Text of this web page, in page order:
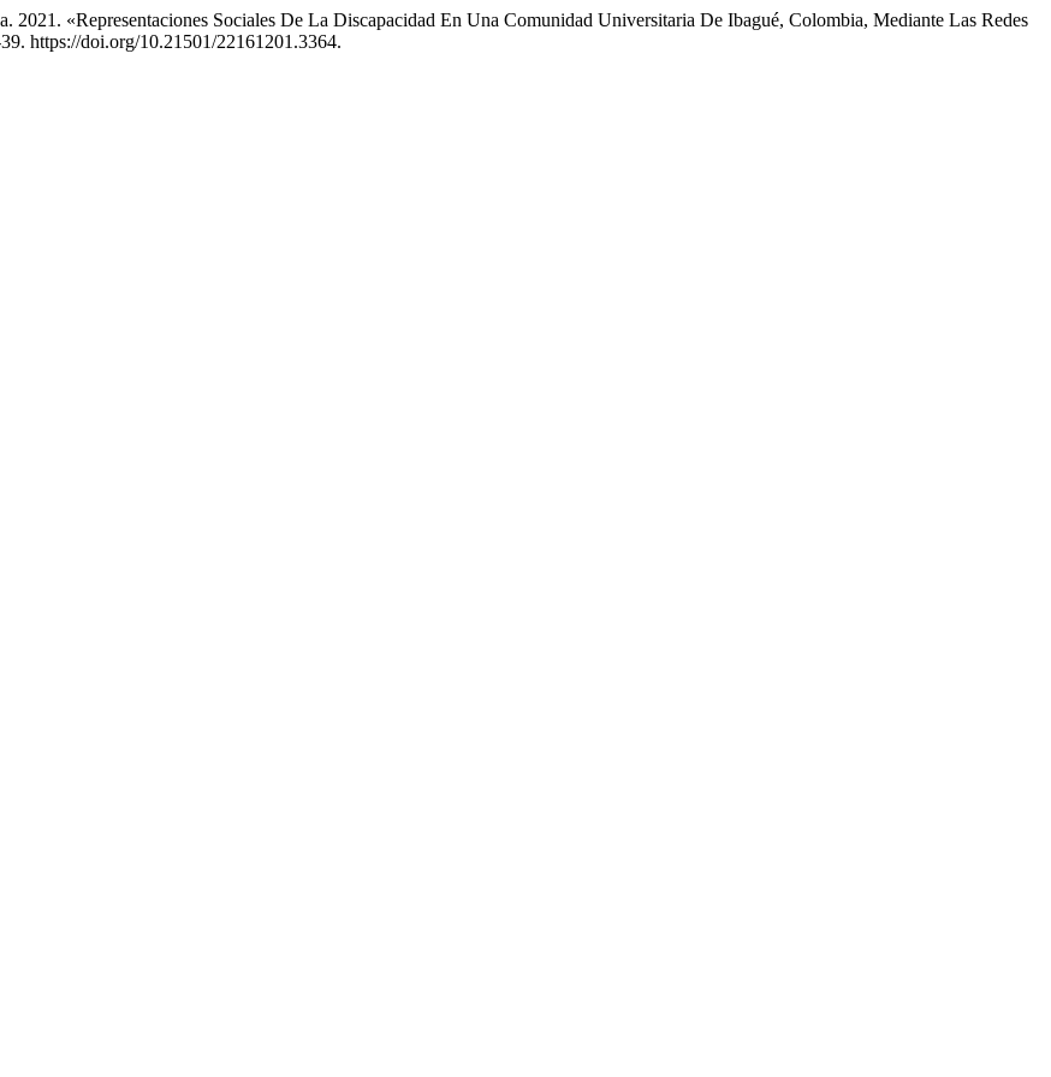
«Representaciones Sociales De La Discapacidad En Una Comunidad Universitaria De Ibagué, Colombia, Mediante Las Redes
https://doi.org/10.21501/22161201.3364.